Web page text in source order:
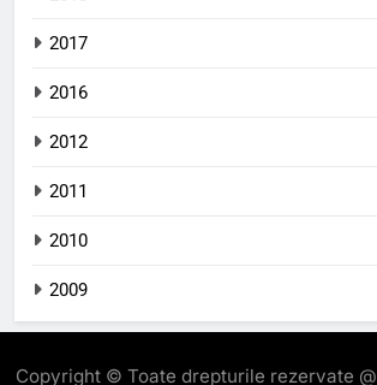
2017
2016
2012
2011
2010
2009
Copyright © Toate drepturile rezervate @